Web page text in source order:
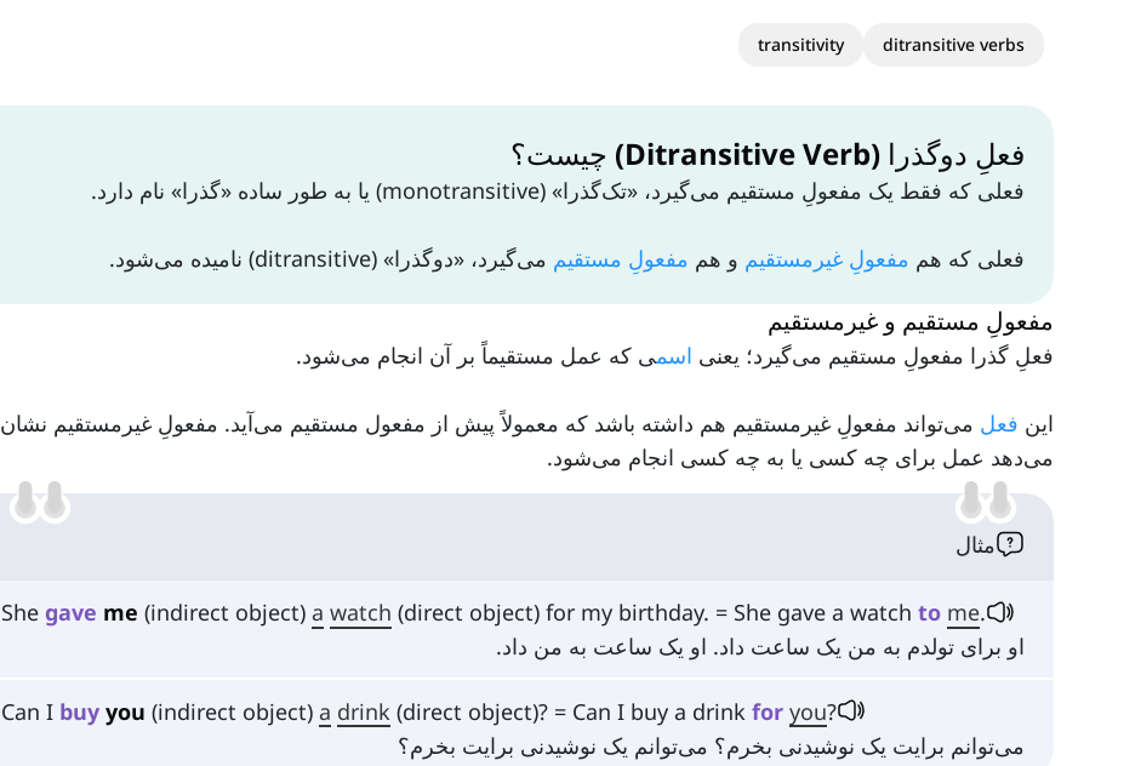
ditransitive verbs
transitivity
فعلِ دوگذرا (Ditransitive Verb) چیست؟
فعلی که فقط یک مفعولِ مستقیم می‌گیرد، «تک‌گذرا» (monotransitive) یا به طور ساده «گذرا» نام دارد.
فعلی که هم مفعولِ غیرمستقیم و هم مفعولِ مستقیم می‌گیرد، «دوگذرا» (ditransitive) نامیده می‌شود.
مفعولِ مستقیم و غیرمستقیم
فعلِ گذرا مفعولِ مستقیم می‌گیرد؛ یعنی اسمی که عمل مستقیماً بر آن انجام می‌شود.
این فعل می‌تواند مفعولِ غیرمستقیم هم داشته باشد که معمولاً پیش از مفعول مستقیم می‌آید. مفعولِ غیرمستقیم نشان
می‌دهد عمل برای چه کسی یا به چه کسی انجام می‌شود.
مثال
Shegave me (indirect object)a watch (direct object) for my birthday. = She gave a watchto me.
او برای تولدم به من یک ساعت داد. او یک ساعت به من داد.
Can I buy you (indirect object)a drink (direct object)? = Can I buy a drinkfor you?
می‌توانم برایت یک نوشیدنی بخرم؟ می‌توانم یک نوشیدنی برایت بخرم؟